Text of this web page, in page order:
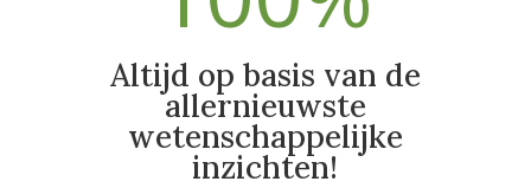
Altijd op basis van de
allernieuwste
wetenschappelijke
inzichten!